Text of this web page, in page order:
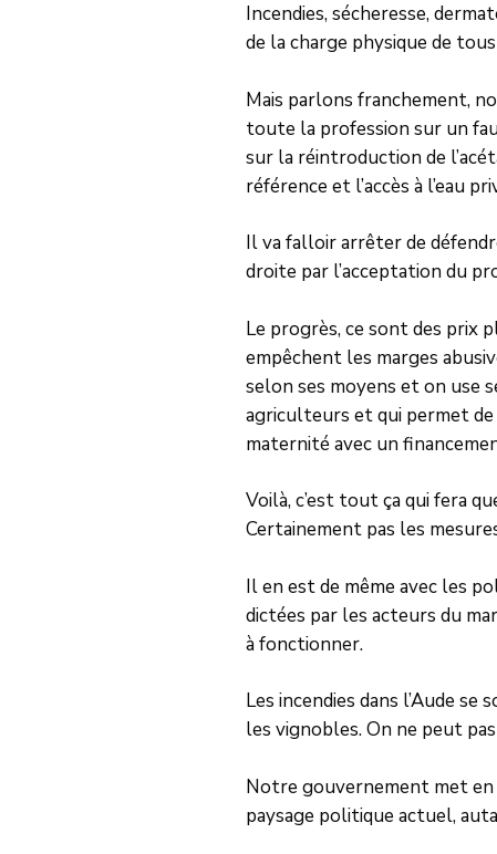
Incendies, sécheresse,
de la charge physique de
Mais parlons franchement,
toute la profession sur un
sur la réintroduction de
référence et l’accès à l’eau
Il va falloir arrêter de
droite par l’acceptation du
Le progrès, ce sont des prix
empêchent les marges
selon ses moyens et on use
agriculteurs et qui permet
maternité avec un
Voilà, c’est tout ça qui fera
Certainement pas les
Il en est de même avec les
dictées par les acteurs du
à fonctionner.
Les incendies dans l’Aude se
les vignobles. On ne peut
Notre gouvernement met en
paysage politique actuel,